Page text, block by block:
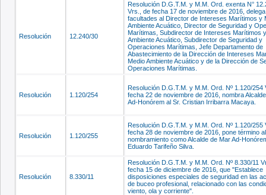
Resolución 12.240/30
Resolución D.G.T.M. y M.M. Ord. exenta N°
Vrs., de fecha 17 de noviembre de 2016, delega
facultades al Director de Intereses Marítimos y
Ambiente Acuático, Director de Seguridad y
Marítimas, Subdirector de Intereses Marítimos
Ambiente Acuático, Subdirector de Seguridad y
Operaciones Marítimas, Jefe Departamento de
Abastecimiento de la Dirección de Intereses
Medio Ambiente Acuático y de la Dirección de
Operaciones Marítimas.
Resolución 1.120/254
Resolución D.G.T.M. y M.M. Ord. Nº 1.120/254
fecha 22 de noviembre de 2016, nombra
Ad-Honórem al Sr. Cristian Irribarra Macaya.
Resolución 1.120/255
Resolución D.G.T.M. y M.M. Ord. Nº 1.120/255
fecha 28 de noviembre de 2016, pone término al
nombramiento como Alcalde de Mar Ad-
Eduardo Tarifeño Silva.
Resolución 8.330/11
Resolución D.G.T.M. y M.M. Ord. Nº 8.330/11
fecha 15 de diciembre de 2016, que "Establece
disposiciones especiales de seguridad en las
de buceo profesional, relacionado con las
viento, ola y corriente".